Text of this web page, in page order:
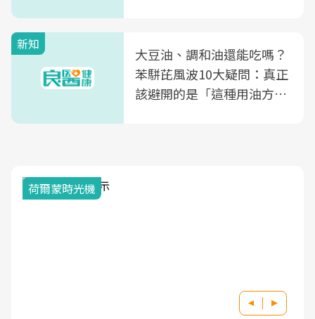
新知
大豆油、調和油還能吃嗎？
苯駢芘風波10大疑問：真正
該避開的是「這種用油方
荷爾蒙時光機